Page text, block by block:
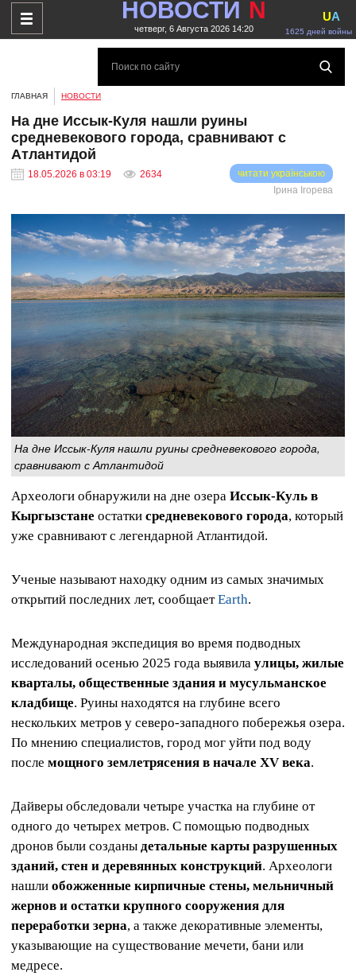
НОВОСТИ N
четверг, 6 Августа 2026 14:20 1625 дней войны
UA
ГЛАВНАЯ НОВОСТИ
На дне Иссык-Куля нашли руины
средневекового города, сравнивают с
Атлантидой
18.05.2026 в 03:19 2634
читати українською
Ірина Ігорева
На дне Иссык-Куля нашли руины средневекового города,
сравнивают с Атлантидой
Археологи обнаружили на дне озера Иссык‑Куль в
Кыргызстане остатки средневекового города, который
уже сравнивают с легендарной Атлантидой.
Ученые называют находку одним из самых значимых
открытий последних лет, сообщаетEarth.
Международная экспедиция во время подводных
исследований осенью 2025 года выявила улицы, жилые
кварталы, общественные здания и мусульманское
кладбище. Руины находятся на глубине всего
нескольких метров у северо‑западного побережья озера.
По мнению специалистов, город мог уйти под воду
после мощного землетрясения в начале XV века.
Дайверы обследовали четыре участка на глубине от
одного до четырех метров. С помощью подводных
дронов были созданы детальные карты разрушенных
зданий, стен и деревянных конструкций. Археологи
нашли обожженные кирпичные стены, мельничный
жернов и остатки крупного сооружения для
переработки зерна, а также декоративные элементы,
указывающие на существование мечети, бани или
медресе.